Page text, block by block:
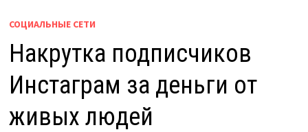
СОЦИАЛЬНЫЕ СЕТИ
Накрутка подписчиков
Инстаграм за деньги от
живых людей